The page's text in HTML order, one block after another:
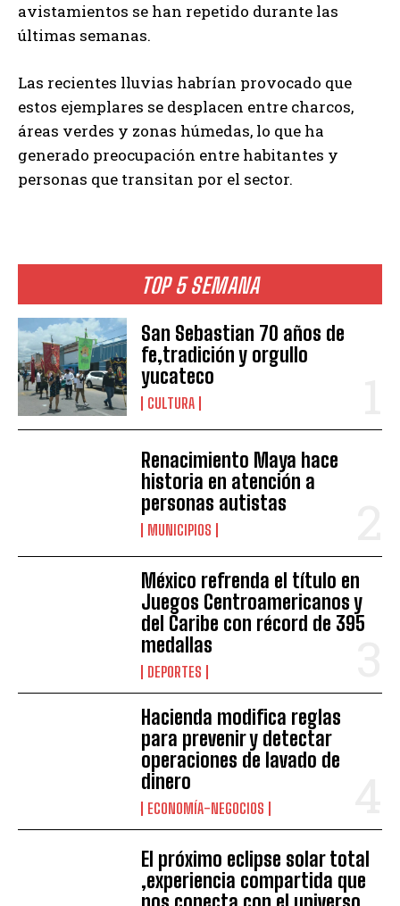
TOP 5 SEMANA
San Sebastian 70 años de
fe,tradición y orgullo
yucateco
CULTURA
Renacimiento Maya hace
historia en atención a
personas autistas
MUNICIPIOS
México refrenda el título en
Juegos Centroamericanos y
del Caribe con récord de 395
medallas
DEPORTES
Hacienda modifica reglas
para prevenir y detectar
operaciones de lavado de
dinero
ECONOMÍA-NEGOCIOS
El próximo eclipse solar total
,experiencia compartida que
avistamientos se han repetido durante las
últimas semanas.
Las recientes lluvias habrían provocado que
estos ejemplares se desplacen entre charcos,
áreas verdes y zonas húmedas, lo que ha
generado preocupación entre habitantes y
personas que transitan por el sector.